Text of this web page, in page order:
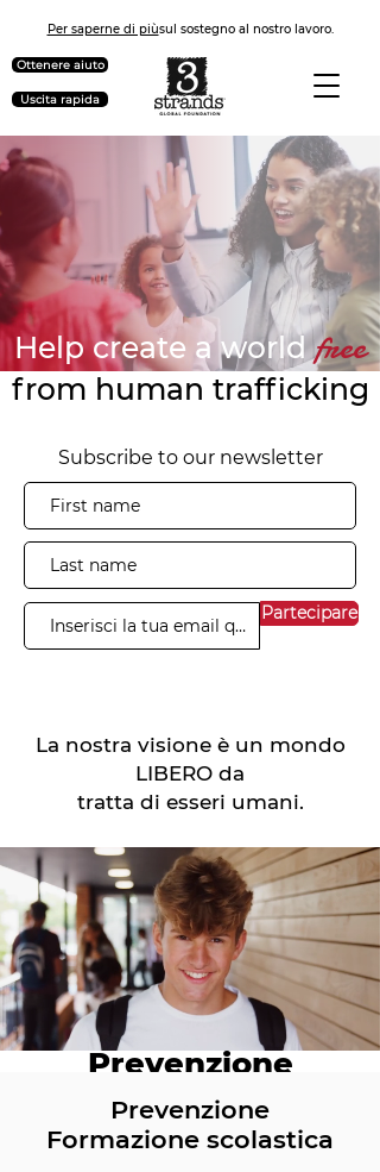
Per saperne di piùsul sostegno al nostro lavoro.
Ottenere aiuto
Uscita rapida
Help create a world free
from human trafficking
Subscribe to our newsletter
Partecipare
La nostra visione è un mondo
LIBERO da
tratta di esseri umani.
Prevenzione
Modifiche
Tutto quanto
Prevenzione
Formazione scolastica